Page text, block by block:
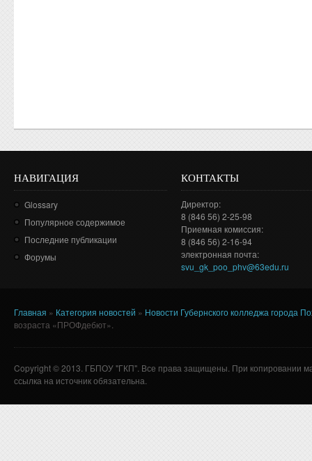
НАВИГАЦИЯ
Glossary
Популярное содержимое
Последние публикации
Форумы
КОНТАКТЫ
Директор:
8 (846 56) 2-25-98
Приемная комиссия:
8 (846 56) 2-16-94
электронная почта:
svu_gk_poo_phv@63edu.ru
Вы здесь
Главная » Категория новостей » Новости Губернского колледжа города
возраста «ПРОФдебют».
Copyright © 2013. ГБПОУ "ГКП". Все права защищены. При копировании
ссылка на источник обязательна.